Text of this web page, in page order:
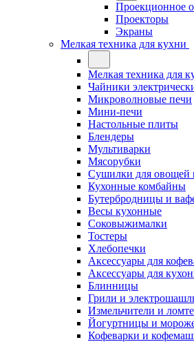
Проекционное
Проекторы
Экраны
Мелкая техника для кухни
Мелкая техника для
Чайники
Микроволновые печи
Мини-печи
Настольные плиты
Блендеры
Мультиварки
Мясорубки
Сушилки для овощей
Кухонные комбайны
Бутербродницы и
Весы кухонные
Соковыжималки
Тостеры
Хлебопечки
Аксессуары для
Аксессуары для
Блинницы
Грили и
Измельчители и
Йогуртницы и
Кофеварки и